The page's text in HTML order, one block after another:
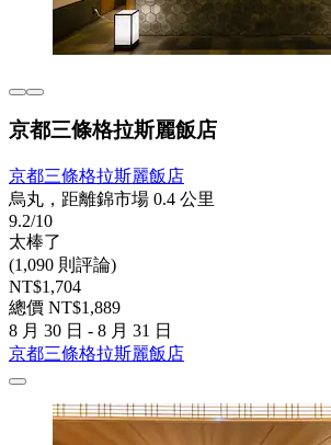
京都三條格拉斯麗飯店
京都三條格拉斯麗飯店
烏丸，距離錦市場 0.4 公里
9.2/10
太棒了
(1,090 則評論)
NT$1,704
總價 NT$1,889
8 月 30 日 - 8 月 31 日
京都三條格拉斯麗飯店